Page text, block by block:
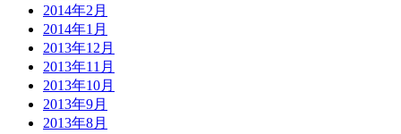
2014年2月
2014年1月
2013年12月
2013年11月
2013年10月
2013年9月
2013年8月